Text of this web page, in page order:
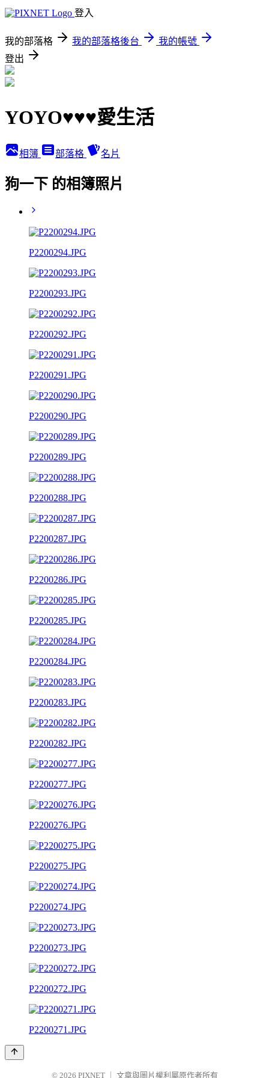
登入
我的部落格 我的部落格後台
我的帳號
登出
YOYO♥♥♥愛生活
相簿 部落格 名片
狗一下 的相簿照片
P2200294.JPG
P2200293.JPG
P2200292.JPG
P2200291.JPG
P2200290.JPG
P2200289.JPG
P2200288.JPG
P2200287.JPG
P2200286.JPG
P2200285.JPG
P2200284.JPG
P2200283.JPG
P2200282.JPG
P2200277.JPG
P2200276.JPG
P2200275.JPG
P2200274.JPG
P2200273.JPG
P2200272.JPG
P2200271.JPG
© 2026 PIXNET 文章與圖片權利屬原作者所有